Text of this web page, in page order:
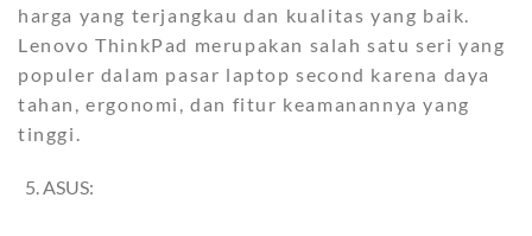
harga yang terjangkau dan kualitas yang baik.
Lenovo ThinkPad merupakan salah satu seri yang
populer dalam pasar laptop second karena daya
tahan, ergonomi, dan fitur keamanannya yang
tinggi.
ASUS: